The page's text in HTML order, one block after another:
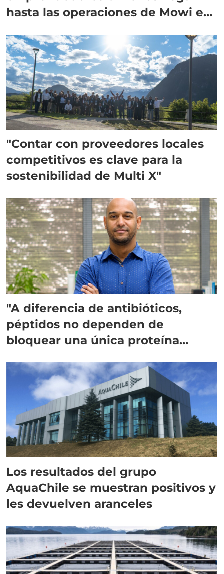
hasta las operaciones de Mowi en
"Contar con proveedores locales
competitivos es clave para la
sostenibilidad de Multi X"
"A diferencia de antibióticos,
péptidos no dependen de
bloquear una única proteína
Los resultados del grupo
AquaChile se muestran positivos y
les devuelven aranceles